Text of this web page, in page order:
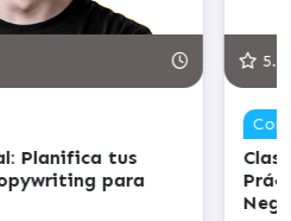
Planifica tus
para
5.0